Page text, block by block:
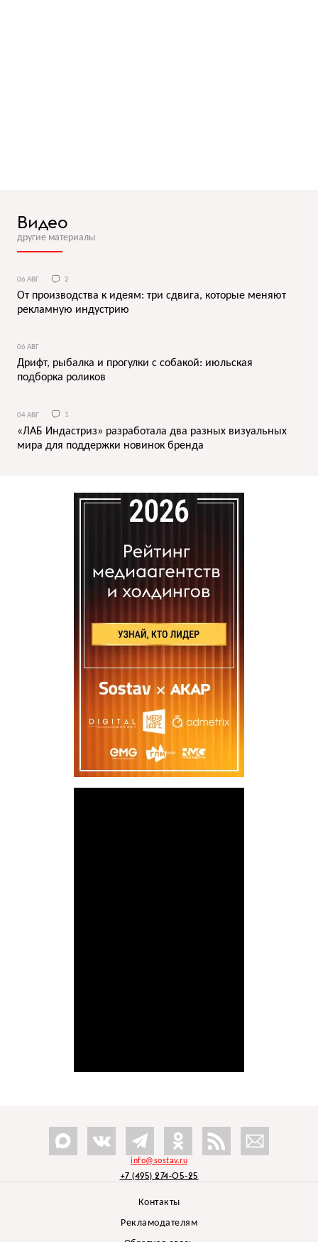
Видео
другие материалы
06 АВГ 2
От производства к идеям: три сдвига, которые меняют
рекламную индустрию
06 АВГ
Дрифт, рыбалка и прогулки с собакой: июльская
подборка роликов
04 АВГ 1
«ЛАБ Индастриз» разработала два разных визуальных
мира для поддержки новинок бренда
info@sostav.ru
+7 (495) 274-05-25
Контакты
Рекламодателям